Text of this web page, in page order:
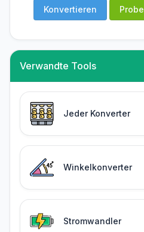
Konvertieren Probe
Verwandte Tools
Jeder Konverter
Winkelkonverter
Stromwandler